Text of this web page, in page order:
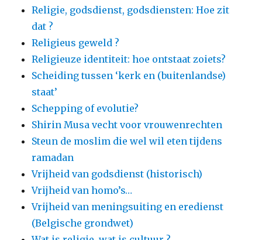
Religie, godsdienst, godsdiensten: Hoe zit
dat ?
Religieus geweld ?
Religieuze identiteit: hoe ontstaat zoiets?
Scheiding tussen ‘kerk en (buitenlandse)
staat’
Schepping of evolutie?
Shirin Musa vecht voor vrouwenrechten
Steun de moslim die wel wil eten tijdens
ramadan
Vrijheid van godsdienst (historisch)
Vrijheid van homo’s…
Vrijheid van meningsuiting en eredienst
(Belgische grondwet)